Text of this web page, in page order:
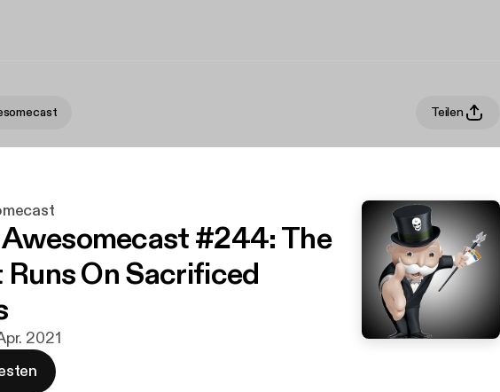
Teilen
#244: The
On Sacrificed
2021